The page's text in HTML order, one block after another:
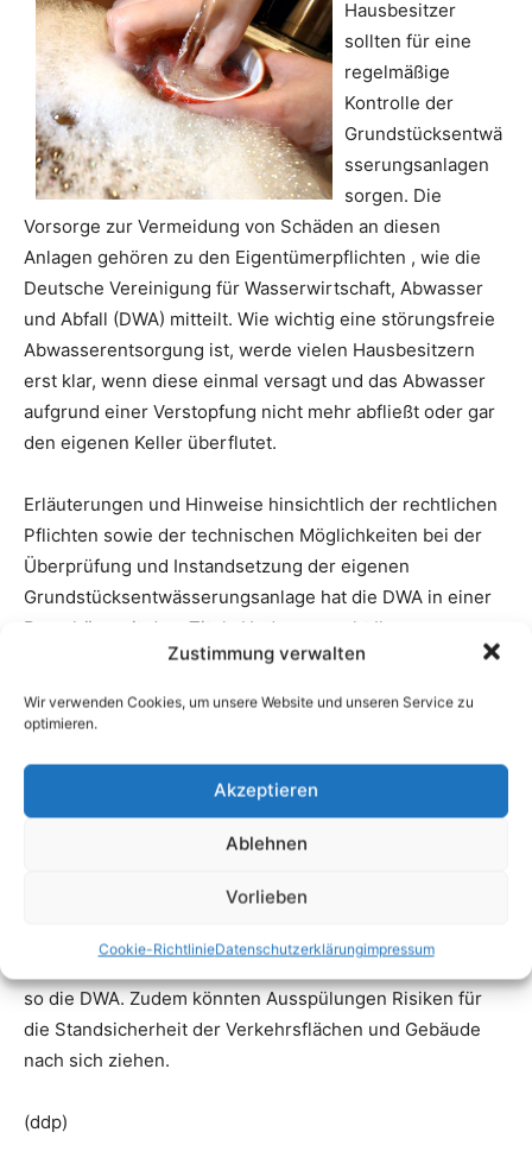
Zustimmung verwalten
Wir verwenden Cookies, um unsere Website und unseren Service zu
optimieren.
Akzeptieren
Ablehnen
Vorlieben
Cookie-RichtlinieDatenschutzerklärungimpressum